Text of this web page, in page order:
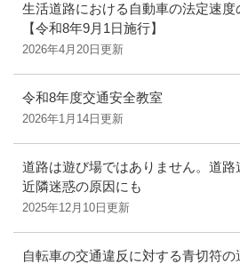
生活道路における自動車の法定速度
【令和8年9月1日施行】
2026年4月20日更新
令和8年度交通安全教室
2026年1月14日更新
道路は遊び場ではありません。道
近隣迷惑の原因にも
2025年12月10日更新
自転車の交通違反に対する青切符